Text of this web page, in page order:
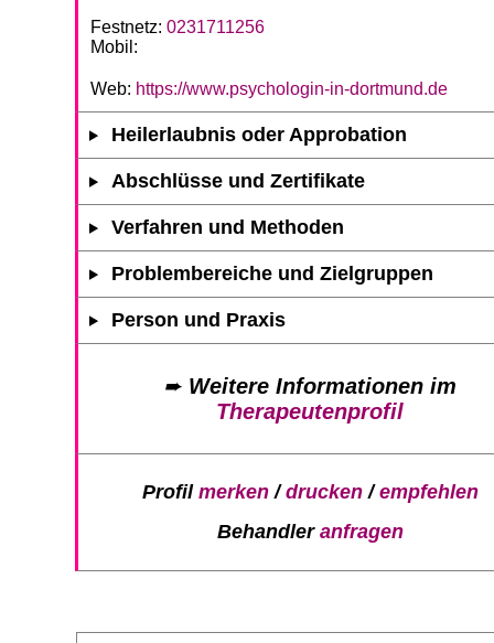
Festnetz: 0231711256
Mobil:
Web: https://www.psychologin-in-dortmund.de
Heilerlaubnis oder Approbation
Abschlüsse und Zertifikate
Verfahren und Methoden
Problembereiche und Zielgruppen
Person und Praxis
➨ Weitere Informationen im
Therapeutenprofil
Profil merken/drucken/empfehlen
Behandler anfragen